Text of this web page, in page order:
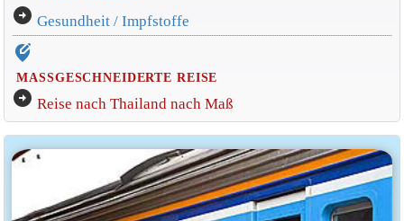
arrow_circle_right Gesundheit / Impfstoffe
edit_location_alt
MASSGESCHNEIDERTE REISE
arrow_circle_right Reise nach Thailand nach Maß